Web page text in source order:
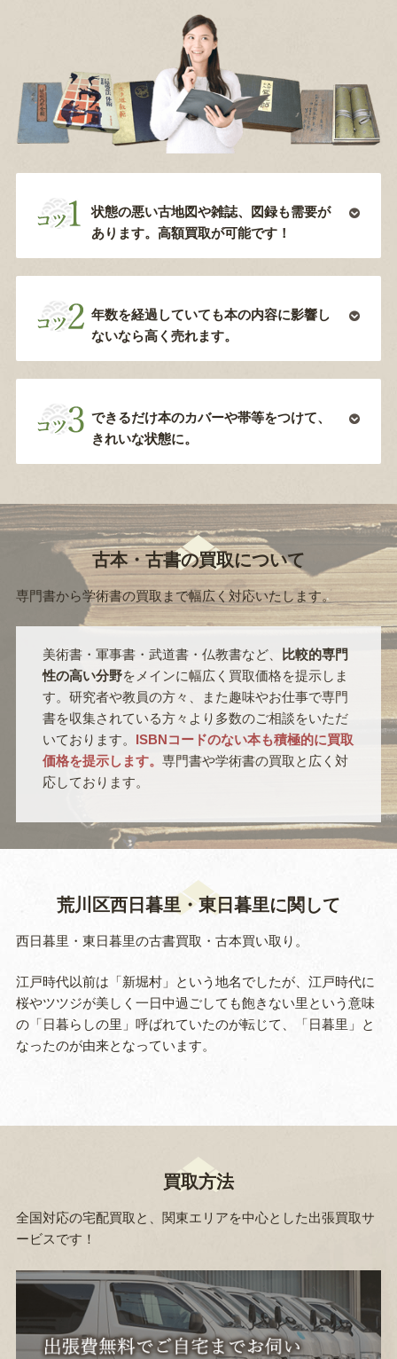
状態の悪い古地図や雑誌、図録も需要が
あります。高額買取が可能です！
年数を経過していても本の内容に影響し
ないなら高く売れます。
できるだけ本のカバーや帯等をつけて、
きれいな状態に。
古本・古書の買取について
専門書から学術書の買取まで幅広く対応いたします。
美術書・軍事書・武道書・仏教書など、
比較的専門
性の高い分野をメインに幅広く買取価格を提示しま
す。研究者や教員の方々、また趣味やお仕事で専門
書を収集されている方々より多数のご相談をいただ
いております。 ISBNコードのない本も積極的に買取
価格を提示します。 専門書や学術書の買取と広く対
応しております。
荒川区西日暮里・東日暮里に関して
西日暮里・東日暮里の古書買取・古本買い取り。
江戸時代以前は「新堀村」という地名でしたが、江戸時代に
桜やツツジが美しく一日中過ごしても飽きない里という意味
の「日暮らしの里」呼ばれていたのが転じて、「日暮里」と
なったのが由来となっています。
買取方法
全国対応の宅配買取と、関東エリアを中心とした出張買取サ
ービスです！